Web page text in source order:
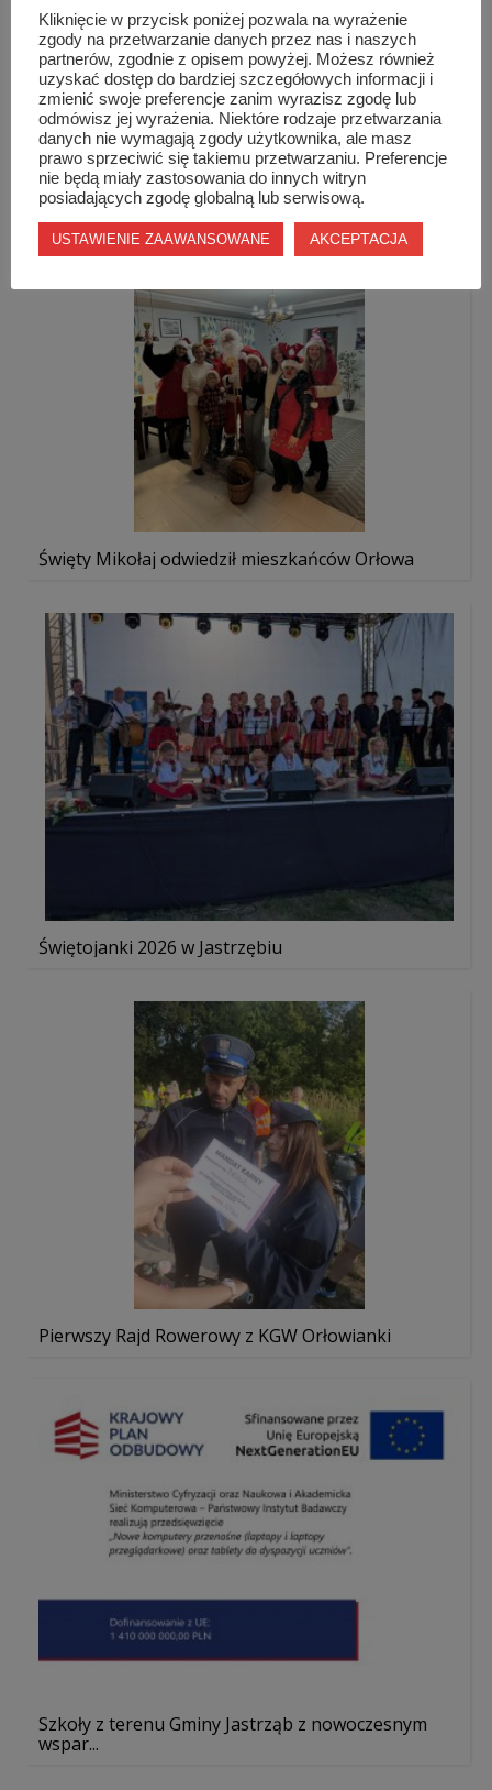
TAG LIST GMINA JASTRZĄB ZALEW JASTRZĄB
Podobne wpisy
Święty Mikołaj odwiedził mieszkańców Orłowa
Świętojanki 2026 w Jastrzębiu
Pierwszy Rajd Rowerowy z KGW Orłowianki
Szkoły z terenu Gminy Jastrząb z nowoczesnym
wspar...
Kliknięcie w przycisk poniżej pozwala na wyrażenie
zgody na przetwarzanie danych przez nas i naszych
partnerów, zgodnie z opisem powyżej. Możesz również
uzyskać dostęp do bardziej szczegółowych informacji i
zmienić swoje preferencje zanim wyrazisz zgodę lub
odmówisz jej wyrażenia. Niektóre rodzaje przetwarzania
danych nie wymagają zgody użytkownika, ale masz
prawo sprzeciwić się takiemu przetwarzaniu. Preferencje
nie będą miały zastosowania do innych witryn
posiadających zgodę globalną lub serwisową.
USTAWIENIE ZAAWANSOWANE AKCEPTACJA